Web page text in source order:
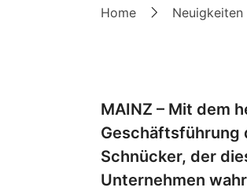
Home Neuigkeiten
MAINZ – Mit dem
Geschäftsführung
Schnücker, der
Unternehmen